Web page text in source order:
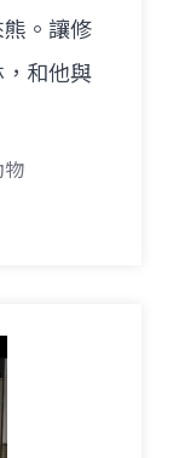
。讓修
和他與
物